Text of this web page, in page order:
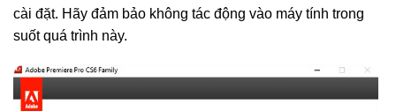
cài đặt. Hãy đảm bảo không tác động vào máy tính trong
suốt quá trình này.